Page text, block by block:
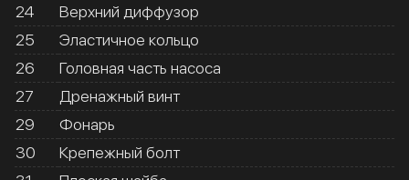
24
Верхний диффузор
25
Эластичное кольцо
26
Головная часть насоса
27
Дренажный винт
29
Фонарь
30
Крепежный болт